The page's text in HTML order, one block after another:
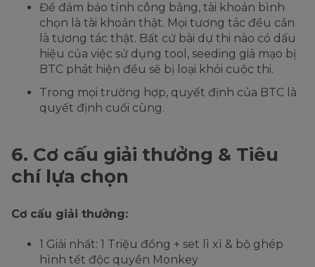
Để đảm bảo tính công bằng, tài khoản bình
chọn là tài khoản thật. Mọi tương tác đều cần
là tương tác thật. Bất cứ bài dự thi nào có dấu
hiệu của việc sử dụng tool, seeding giả mạo bị
BTC phát hiện đều sẽ bị loại khỏi cuộc thi.
Trong mọi trường hợp, quyết định của BTC là
quyết định cuối cùng.
6. Cơ cấu giải thưởng & Tiêu
chí lựa chọn
Cơ cấu giải thưởng:
1 Giải nhất: 1 Triệu đồng + set lì xì & bộ ghép
hình tết độc quyền Monkey